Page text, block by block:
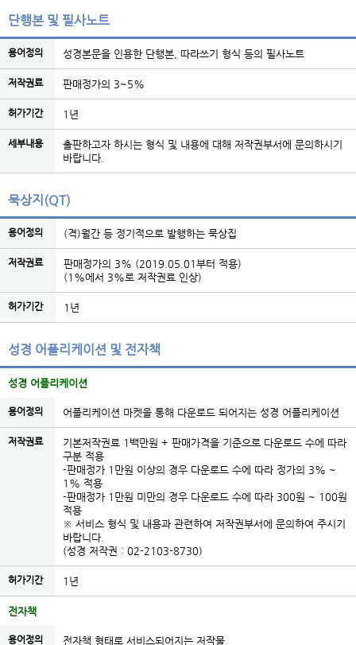
단행본 및 필사노트
용어정의 성경본문을 인용한 단행본, 따라쓰기 형식 등의 필사노트
저작권료 판매정가의 3~5%
허가기간 1년
세부내용
출판하고자 하시는 형식 및 내용에 대해 저작권부서에 문의하시기
바랍니다.
묵상지(QT)
용어정의 (격)월간 등 정기적으로 발행하는 묵상집
저작권료
판매정가의 3% (2019.05.01부터 적용)
(1%에서 3%로 저작권료 인상)
허가기간 1년
성경 어플리케이션 및 전자책
성경 어플리케이션
용어정의 어플리케이션 마켓을 통해 다운로드 되어지는 성경 어플리케이션
저작권료
기본저작권료 1백만원 + 판매가격을 기준으로 다운로드 수에 따라
구분 적용
-판매정가 1만원 이상의 경우 다운로드 수에 따라 정가의 3% ~
1% 적용
-판매정가 1만원 미만의 경우 다운로드 수에 따라 300원 ~ 100원
적용
※ 서비스 형식 및 내용과 관련하여 저작권부서에 문의하여 주시기
바랍니다.
(성경 저작권 : 02-2103-8730)
허가기간 1년
전자책
용어정의 전자책 형태로 서비스되어지는 저작물